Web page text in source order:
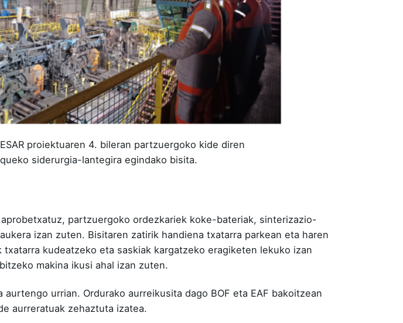
proiektuaren 4. bileran partzuergoko kide diren
siderurgia-lantegira egindako bisita.
partzuergoko ordezkariek koke-bateriak, sinterizazio-
izan zuten. Bisitaren zatirik handiena txatarra parkean eta haren
kudeatzeko eta saskiak kargatzeko eragiketen lekuko izan
makina ikusi ahal izan zuten.
urrian. Ordurako aurreikusita dago BOF eta EAF bakoitzean
aurreratuak zehaztuta izatea.